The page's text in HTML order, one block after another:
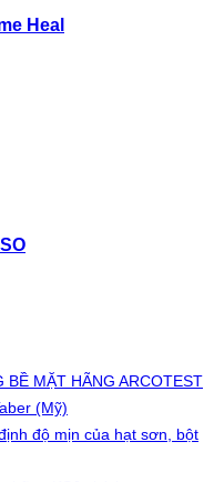
Heal
MẶT HÃNG ARCOTEST
(Mỹ)
độ mịn của hạt sơn, bột